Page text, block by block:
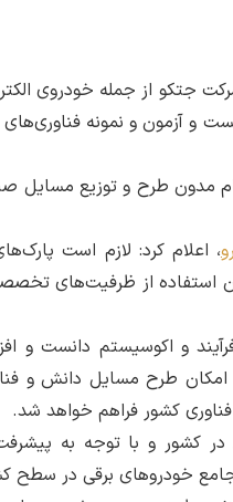
جتکو از جمله خودروی
و آزمون و نمونه‌
مدون طرح و توزیع
، اعلام کرد: لازم است
استفاده از ظرفیت‌های
و اکوسیستم دانست و
امکان طرح مسایل دانش و
کشور فراهم خواهد شد.
در کشور و با توجه به
جامع خودروهای برقی در سطح